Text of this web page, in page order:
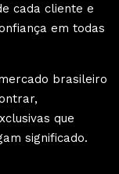
cada cliente e
em todas
brasileiro
que
significado.